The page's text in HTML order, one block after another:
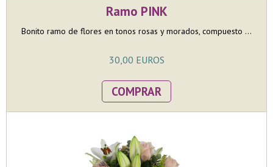
Ramo PINK
Bonito ramo de flores en tonos rosas y morados, compuesto ...
30,00 EUROS
COMPRAR